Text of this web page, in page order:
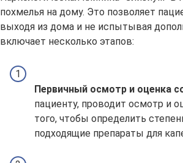
похмелья на дому. Это позволяет
выходя из дома и не испытывая
включает несколько этапов:
Первичный осмотр и оценка
пациенту, проводит осмотр и
того, чтобы определить
подходящие препараты для